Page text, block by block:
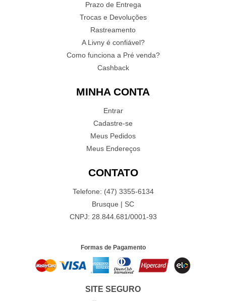
Prazo de Entrega
Trocas e Devoluções
Rastreamento
A Livny é confiável?
Como funciona a Pré venda?
Cashback
MINHA CONTA
Entrar
Cadastre-se
Meus Pedidos
Meus Endereços
CONTATO
Telefone: (47) 3355-6134
Brusque | SC
CNPJ: 28.844.681/0001-93
Formas de Pagamento
SITE SEGURO